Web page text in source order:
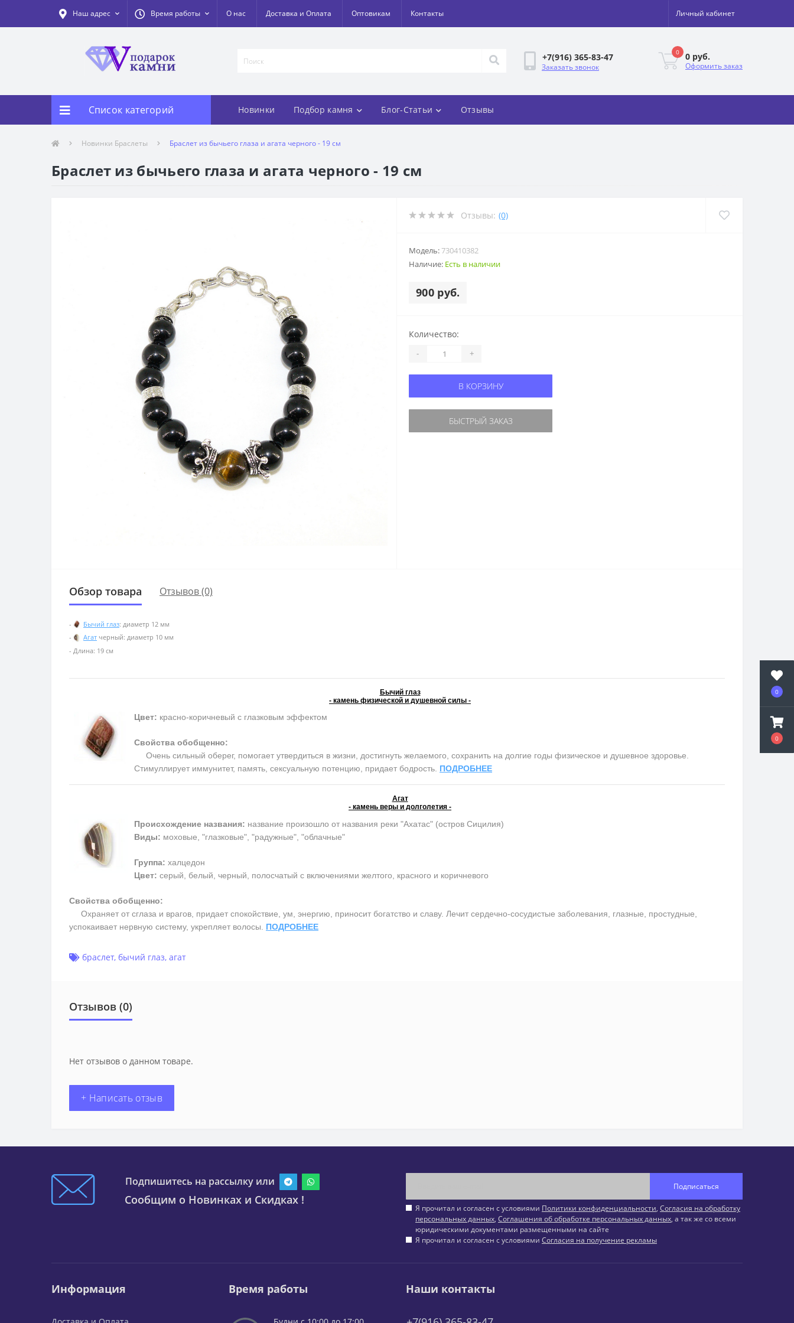
0
0
Наш адрес Время работы О нас Доставка и Оплата Оптовикам Контакты Личный кабинет
+7(916) 365-83-47
Заказать звонок
0 0 руб.
Оформить заказ
Список категорий Новинки Подбор камня Блог-Статьи Отзывы
Новинки Браслеты Браслет из бычьего глаза и агата черного - 19 см
Браслет из бычьего глаза и агата черного - 19 см
Отзывы: (0)
Модель:730410382
Наличие: Есть в наличии
900 руб.
Количество:
- +
В КОРЗИНУ
БЫСТРЫЙ ЗАКАЗ
Обзор товара Отзывов (0)
- Бычий глаз: диаметр 12 мм
-
Агат черный: диаметр 10 мм
- Длина: 19 см
Бычий глаз
- камень физической и душевной силы -
Цвет: красно-коричневый с глазковым эффектом
Свойства обобщенно:
Очень сильный оберег, помогает утвердиться в жизни, достигнуть желаемого, сохранить на долгие годы физическое и душевное здоровье.
Cтимуллирует иммунитет, память, сексуальную потенцию, придает бодрость. ПОДРОБНЕЕ
Агат
- камень веры и долголетия -
Происхождение названия: название произошло от названия реки "Ахатас" (остров Сицилия)
Виды: моховые, "глазковые", "радужные", "облачные"
Группа: халцедон
Цвет: серый, белый, черный, полосчатый с включениями желтого, красного и коричневого
Свойства обобщенно:
Охраняет от сглаза и врагов, придает спокойствие, ум, энергию, приносит богатство и славу. Лечит сердечно-сосудистые заболевания, глазные, простудные,
успокаивает нервную систему, укрепляет волосы. ПОДРОБНЕЕ
браслет, бычий глаз, агат
Отзывов (0)
Нет отзывов о данном товаре.
+ Написать отзыв
Подпишитесь на рассылку или
Сообщим о Новинках и Скидках !
Подписаться
Я прочитал и согласен с условиями Политики конфиденциальности, Согласия на обработку
персональных данных, Соглашения об обработке персональных данных, а так же со всеми
юридическими документами размещенными на сайте
Я прочитал и согласен с условиями Согласия на получение рекламы
Информация Время работы Наши контакты